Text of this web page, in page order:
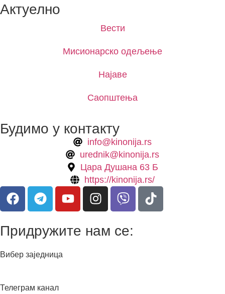
Актуелно
Вести
Мисионарско одељење
Најаве
Саопштења
Будимо у контакту
info@kinonija.rs
urednik@kinonija.rs
Цара Душана 63 Б
https://kinonija.rs/
Придружите нам се:
Вибер заједница
Телеграм канал